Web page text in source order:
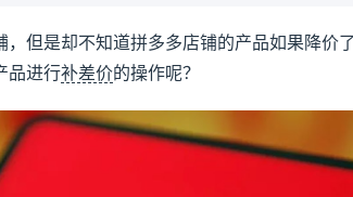
，但是却不知道拼多多店铺的产品如果降价
品进行补差价的操作呢？